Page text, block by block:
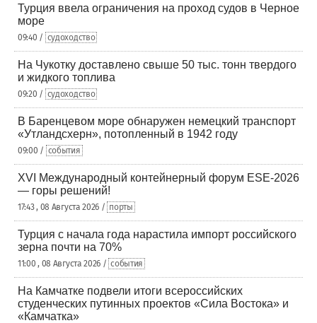
Турция ввела ограничения на проход судов в Черное
море
09:40 / судоходство
На Чукотку доставлено свыше 50 тыс. тонн твердого
и жидкого топлива
09:20 / судоходство
В Баренцевом море обнаружен немецкий транспорт
«Утландсхерн», потопленный в 1942 году
09:00 / события
XVI Международный контейнерный форум ESE-2026
— горы решений!
17:43 , 08 Августа 2026 / порты
Турция с начала года нарастила импорт российского
зерна почти на 70%
11:00 , 08 Августа 2026 / события
На Камчатке подвели итоги всероссийских
студенческих путинных проектов «Сила Востока» и
«Камчатка»